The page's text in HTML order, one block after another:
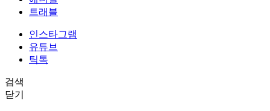
트래블
인스타그램
유튜브
틱톡
검색
닫기